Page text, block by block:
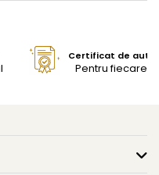
Certificat de
Pentru fiecare